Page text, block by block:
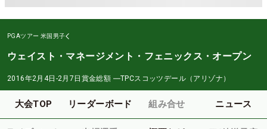
PGAツアー 米国男子
ウェイスト・マネージメント・フェニックス・オープン
2016年2月4日-2月7日 賞金総額 ―TPCスコッツデール（アリゾナ）
大会TOP リーダーボード 組み合せ ニュース